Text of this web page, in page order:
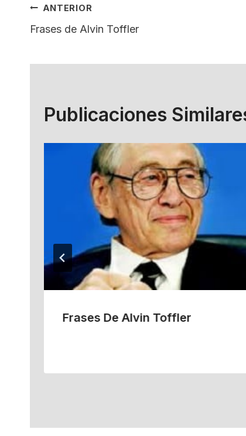
Navegación
De
Entradas
ANTERIOR
Frases de Alvin Toffler
Publicaciones
Frases De Alvin Toffler